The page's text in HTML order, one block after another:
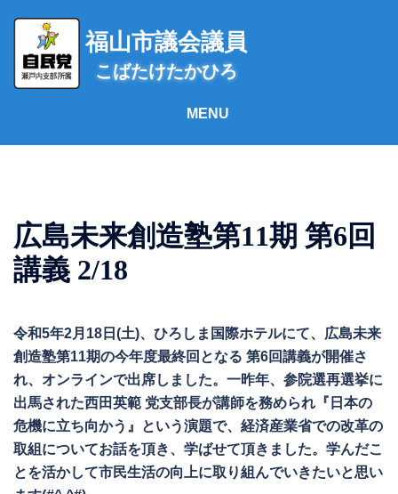
ス
福山市議会議員
こばたけたかひろ
広島未来創造塾第11期 第6回
講義 2/18
令和5年2月18日(土)、ひろしま国際ホテルにて、広島未来
創造塾第11期の今年度最終回となる 第6回講義が開催さ
れ、オンラインで出席しました。一昨年、参院選再選挙に
出馬された西田英範 党支部長が講師を務められ『日本の
危機に立ち向かう』という演題で、経済産業省での改革の
取組についてお話を頂き、学ばせて頂きました。学んだこ
とを活かして市民生活の向上に取り組んでいきたいと思い